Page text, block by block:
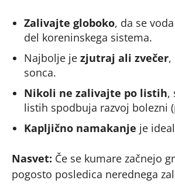
Zalivajte globoko, da se
del koreninskega sistema.
Najbolje je zjutraj ali zvečer,
sonca.
Nikoli ne zalivajte po listih,
listih spodbuja razvoj bolezni
Kapljično namakanje je
Nasvet: Če se kumare začnejo
pogosto posledica nerednega